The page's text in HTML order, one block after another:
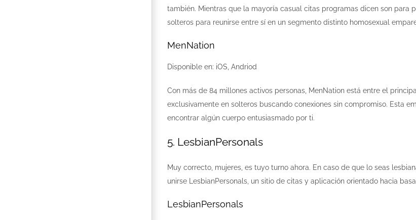
también. Mientras que la mayoría casual citas programas dicen son para
solteros para reunirse entre sí en un segmento distinto homosexual
MenNation
Disponible en: iOS, Andriod
Con más de 84 millones activos personas, MenNation está entre el
exclusivamente en solteros buscando conexiones sin compromiso. Esta
encontrar algún cuerpo entusiasmado por ti.
5. LesbianPersonals
Muy correcto, mujeres, es tuyo turno ahora. En caso de que lo seas
unirse LesbianPersonals, un sitio de citas y aplicación orientado hacia
LesbianPersonals